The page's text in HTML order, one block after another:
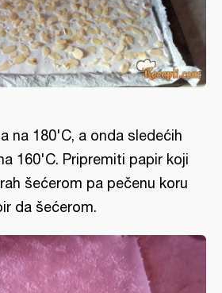
na 180'C, a onda sledećih
160'C. Pripremiti papir koji
šećerom pa pečenu koru
da šećerom.